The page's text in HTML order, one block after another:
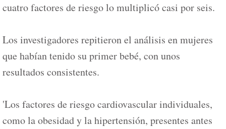
cuatro factores de riesgo lo multiplicó casi por seis.
Los investigadores repitieron el análisis en mujeres
que habían tenido su primer bebé, con unos
resultados consistentes.
'Los factores de riesgo cardiovascular individuales,
como la obesidad y la hipertensión, presentes antes